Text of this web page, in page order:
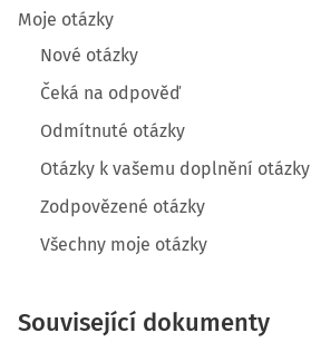
Moje otázky
Nové otázky
Čeká na odpověď
Odmítnuté otázky
Otázky k vašemu doplnění otázky
Zodpovězené otázky
Všechny moje otázky
Související dokumenty